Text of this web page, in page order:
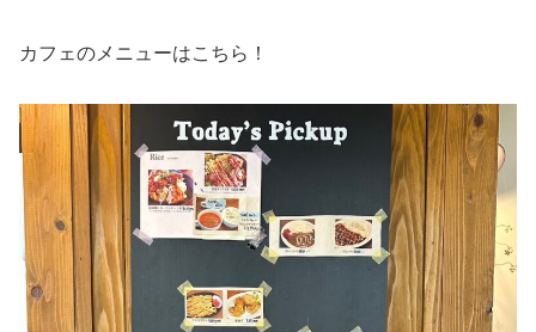
カフェのメニューはこちら！